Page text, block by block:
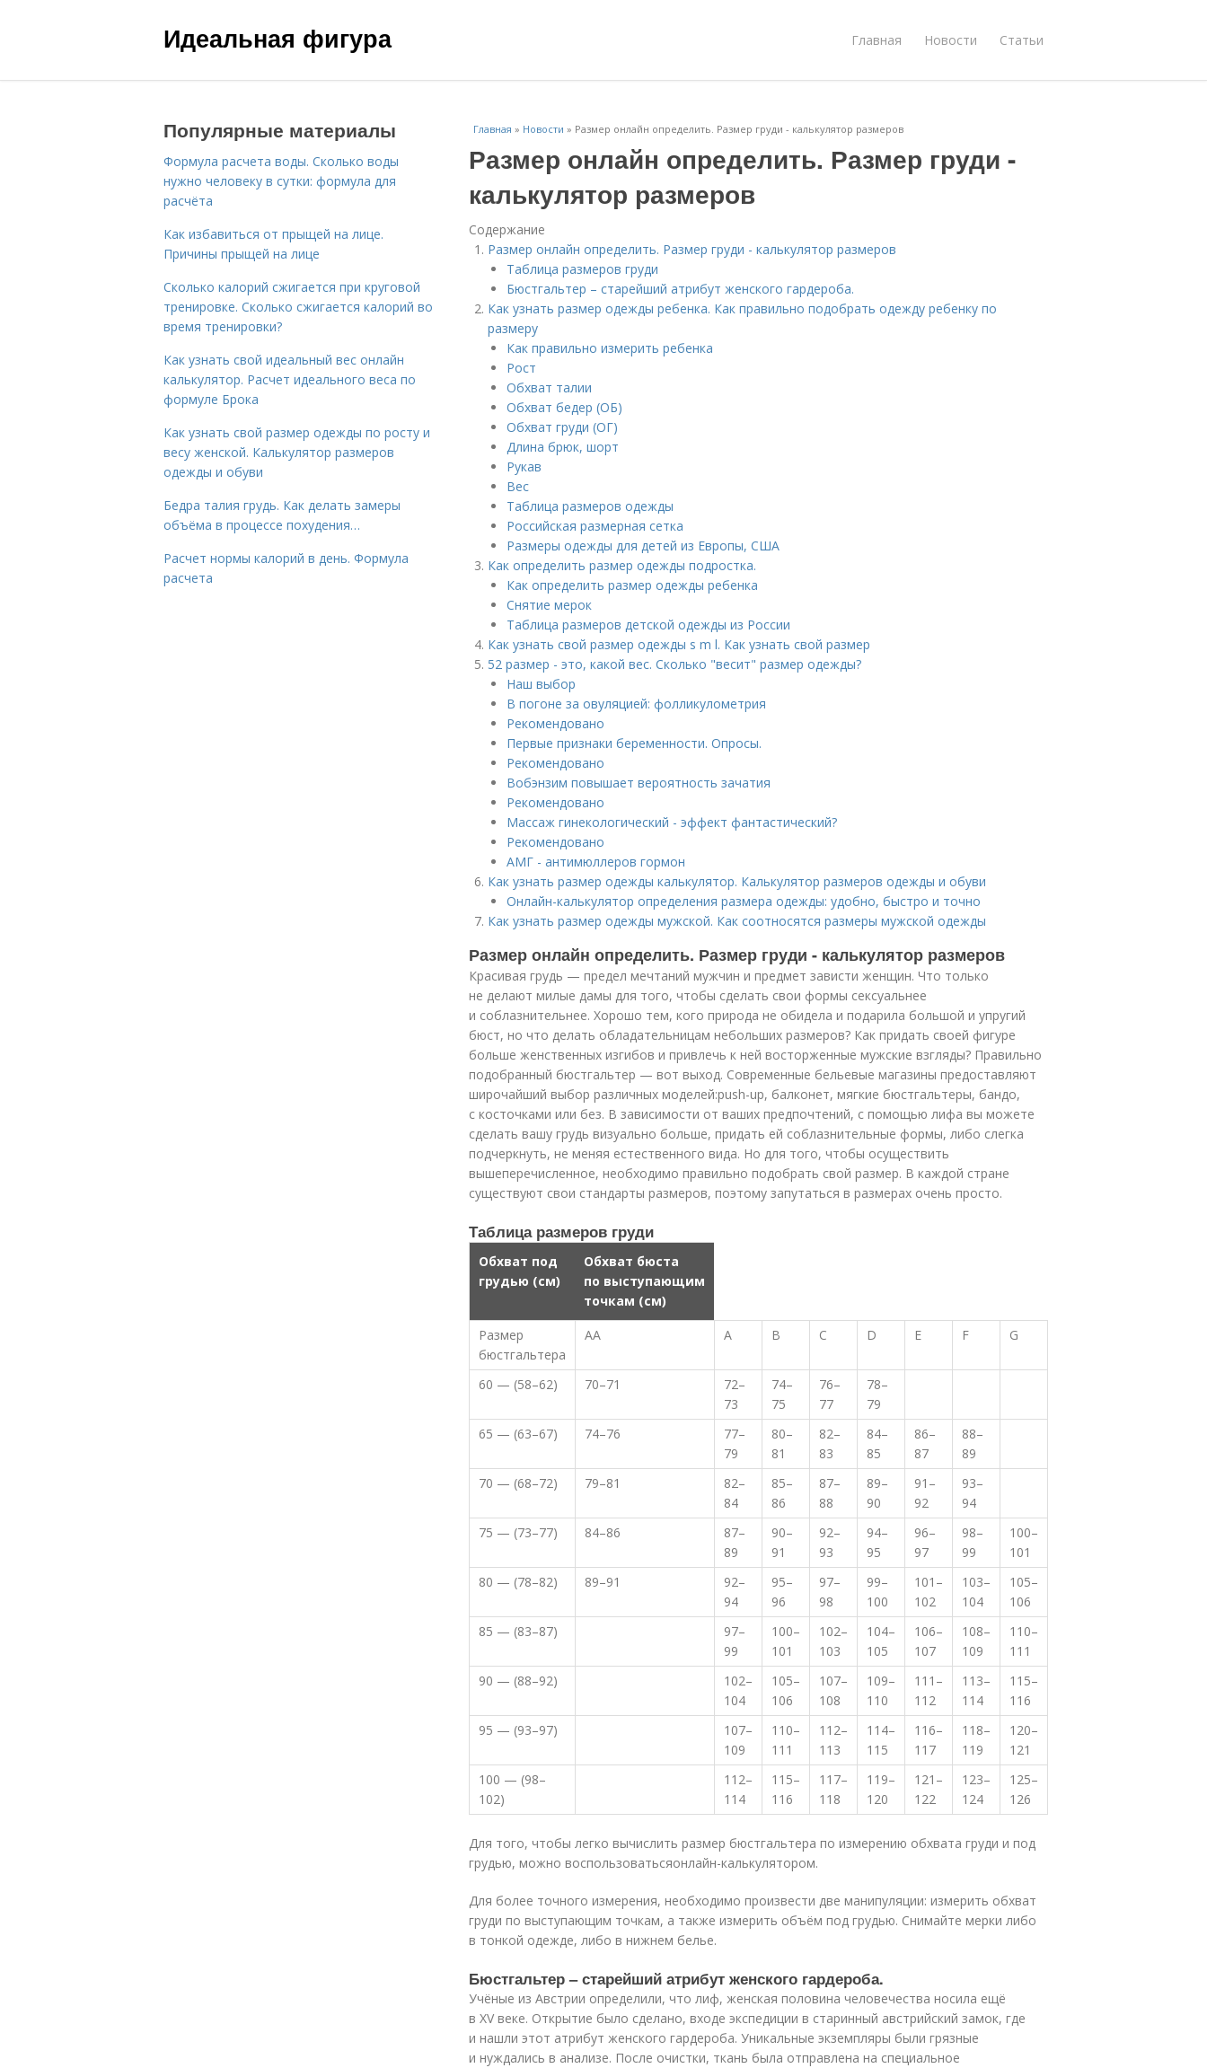
Идеальная фигура Главная Новости Статьи
Главная » Новости » Размер онлайн определить. Размер груди - калькулятор размеров
Размер онлайн определить. Размер груди -
калькулятор размеров
Содержание
Размер онлайн определить. Размер груди - калькулятор размеров
Таблица размеров груди
Бюстгальтер – старейший атрибут женского гардероба.
Как узнать размер одежды ребенка. Как правильно подобрать одежду ребенку по
размеру
Как правильно измерить ребенка
Рост
Обхват талии
Обхват бедер (ОБ)
Обхват груди (ОГ)
Длина брюк, шорт
Рукав
Вес
Таблица размеров одежды
Российская размерная сетка
Размеры одежды для детей из Европы, США
Как определить размер одежды подростка.
Как определить размер одежды ребенка
Снятие мерок
Таблица размеров детской одежды из России
Как узнать свой размер одежды s m l. Как узнать свой размер
52 размер - это, какой вес. Сколько "весит" размер одежды?
Наш выбор
В погоне за овуляцией: фолликулометрия
Рекомендовано
Первые признаки беременности. Опросы.
Рекомендовано
Вобэнзим повышает вероятность зачатия
Рекомендовано
Массаж гинекологический - эффект фантастический?
Рекомендовано
АМГ - антимюллеров гормон
Как узнать размер одежды калькулятор. Калькулятор размеров одежды и обуви
Онлайн-калькулятор определения размера одежды: удобно, быстро и точно
Как узнать размер одежды мужской. Как соотносятся размеры мужской одежды
Размер онлайн определить. Размер груди - калькулятор размеров
Красивая грудь — предел мечтаний мужчин и предмет зависти женщин. Что только
не делают милые дамы для того, чтобы сделать свои формы сексуальнее
и соблазнительнее. Хорошо тем, кого природа не обидела и подарила большой и упругий
бюст, но что делать обладательницам небольших размеров? Как придать своей фигуре
больше женственных изгибов и привлечь к ней восторженные мужские взгляды? Правильно
подобранный бюстгальтер — вот выход. Современные бельевые магазины предоставляют
широчайший выбор различных моделей:push-up, балконет, мягкие бюстгальтеры, бандо,
с косточками или без. В зависимости от ваших предпочтений, с помощью лифа вы можете
сделать вашу грудь визуально больше, придать ей соблазнительные формы, либо слегка
подчеркнуть, не меняя естественного вида. Но для того, чтобы осуществить
вышеперечисленное, необходимо правильно подобрать свой размер. В каждой стране
существуют свои стандарты размеров, поэтому запутаться в размерах очень просто.
Таблица размеров груди
Обхват под
грудью (см)
Обхват бюста
по выступающим
точкам (см)
Размер
бюстгальтера
AA A B C D E F G
60 — (58–62) 70–71
72–
73
74–
75
76–
77
78–
79
65 — (63–67)
74–76
77–
79
80–
81
82–
83
84–
85
86–
87
88–
89
70 — (68–72)
79–81
82–
84
85–
86
87–
88
89–
90
91–
92
93–
94
75 — (73–77)
84–86
87–
89
90–
91
92–
93
94–
95
96–
97
98–
99
100–
101
80 — (78–82)
89–91
92–
94
95–
96
97–
98
99–
100
101–
102
103–
104
105–
106
85 — (83–87)
97–
99
100–
101
102–
103
104–
105
106–
107
108–
109
110–
111
90 — (88–92)
102–
104
105–
106
107–
108
109–
110
111–
112
113–
114
115–
116
95 — (93–97)
107–
109
110–
111
112–
113
114–
115
116–
117
118–
119
120–
121
100 — (98–
102)
112–
114
115–
116
117–
118
119–
120
121–
122
123–
124
125–
126
Для того, чтобы легко вычислить размер бюстгальтера по измерению обхвата груди и под
грудью, можно воспользоватьсяонлайн-калькулятором.
Для более точного измерения, необходимо произвести две манипуляции: измерить обхват
груди по выступающим точкам, а также измерить объём под грудью. Снимайте мерки либо
в тонкой одежде, либо в нижнем белье.
Бюстгальтер – старейший атрибут женского гардероба.
Учёные из Австрии определили, что лиф, женская половина человечества носила ещё
в XV веке. Открытие было сделано, входе экспедиции в старинный австрийский замок, где
и нашли этот атрибут женского гардероба. Уникальные экземпляры были грязные
и нуждались в анализе. После очистки, ткань была отправлена на специальное
Популярные материалы
Формула расчета воды. Сколько воды
нужно человеку в сутки: формула для
расчёта
Как избавиться от прыщей на лице.
Причины прыщей на лице
Сколько калорий сжигается при круговой
тренировке. Сколько сжигается калорий во
время тренировки?
Как узнать свой идеальный вес онлайн
калькулятор. Расчет идеального веса по
формуле Брока
Как узнать свой размер одежды по росту и
весу женской. Калькулятор размеров
одежды и обуви
Бедра талия грудь. Как делать замеры
объёма в процессе похудения…
Расчет нормы калорий в день. Формула
расчета